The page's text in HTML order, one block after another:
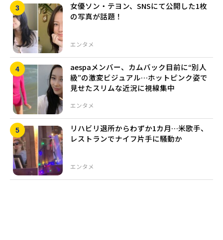
エンタメ
女優ソン・テヨン、SNSにて公開した1枚
の写真が話題！
エンタメ
aespaメンバー、カムバック目前に“別人
級”の激変ビジュアル…ホットピンク姿で
見せたスリムな近況に視線集中
エンタメ
リハビリ退所からわずか1カ月…米歌手、
レストランでナイフ片手に騒動か